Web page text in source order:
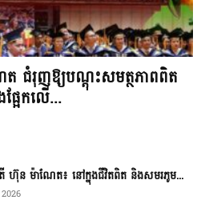
ជំរុញឱ្យបណ្តុះសមត្ថភាពពិត
អែកលើ...
ហ៊ុន ម៉ាណែត៖ នៅក្នុងជីវិតពិត និងសមរភូម...